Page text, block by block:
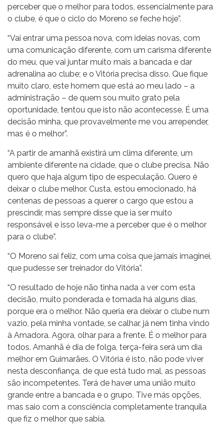
perceber que o melhor para todos, essencialmente para
o clube, é que o ciclo do Moreno se feche hoje”.
“Vai entrar uma pessoa nova, com ideias novas, com
uma comunicação diferente, com um carisma diferente
do meu, que vai juntar muito mais a bancada e dar
adrenalina ao clube; e o Vitória precisa disso. Que fique
muito claro, este homem que está ao meu lado – a
administração – de quem sou muito grato pela
oportunidade, tentou que isto não acontecesse. É uma
decisão minha, que provavelmente me vou arrepender,
mas é o melhor”.
“A partir de amanhã existirá um clima diferente, um
ambiente diferente na cidade, que o clube precisa. Não
quero que haja algum tipo de especulação. Quero é
deixar o clube melhor. Custa, estou emocionado, há
centenas de pessoas a querer o cargo que estou a
prescindir, mas sempre disse que ia ser muito
responsável e isso leva-me a perceber que é o melhor
para o clube”.
“O Moreno sai feliz, com uma coisa que jamais imaginei,
que pudesse ser treinador do Vitória”.
“O resultado de hoje não tinha nada a ver com esta
decisão, muito ponderada e tomada há alguns dias,
porque era o melhor. Não queria era deixar o clube num
vazio, pela minha vontade, se calhar, já nem tinha vindo
à Amadora. Agora, olhar para a frente. É o melhor para
todos. Amanhã é dia de folga, terça-feira será um dia
melhor em Guimarães. O Vitória é isto, não pode viver
nesta desconfiança, de que está tudo mal, as pessoas
são incompetentes. Terá de haver uma união muito
grande entre a bancada e o grupo. Tive más opções,
mas saio com a consciência completamente tranquila
que fiz o melhor que sabia.